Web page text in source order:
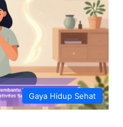
Gaya Hidup Sehat